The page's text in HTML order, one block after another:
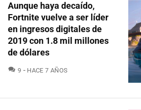
Aunque haya decaído,
Fortnite vuelve a ser líder
en ingresos digitales de
2019 con 1.8 mil millones
de dólares
9 COMENTARIOS
HACE 7 AÑOS